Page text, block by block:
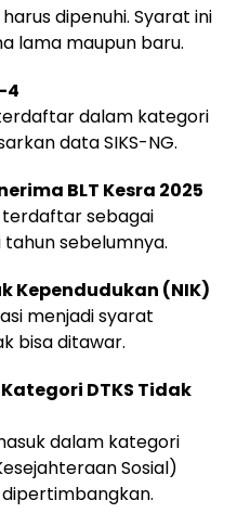
dipenuhi. Syarat ini
lama maupun baru.
4
dalam kategori
data SIKS-NG.
BLT Kesra 2025
terdaftar sebagai
tahun sebelumnya.
Kependudukan (NIK)
menjadi syarat
bisa ditawar.
DTKS Tidak
dalam kategori
Sosial)